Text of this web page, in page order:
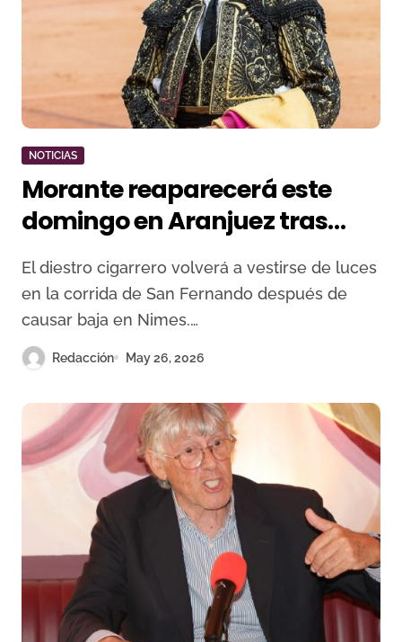
NOTICIAS
Morante reaparecerá este
domingo en Aranjuez tras
superar el traumatismo
torácico sufrido en Jerez
El diestro cigarrero volverá a vestirse de luces
en la corrida de San Fernando después de
causar baja en Nimes.…
Redacción May 26, 2026